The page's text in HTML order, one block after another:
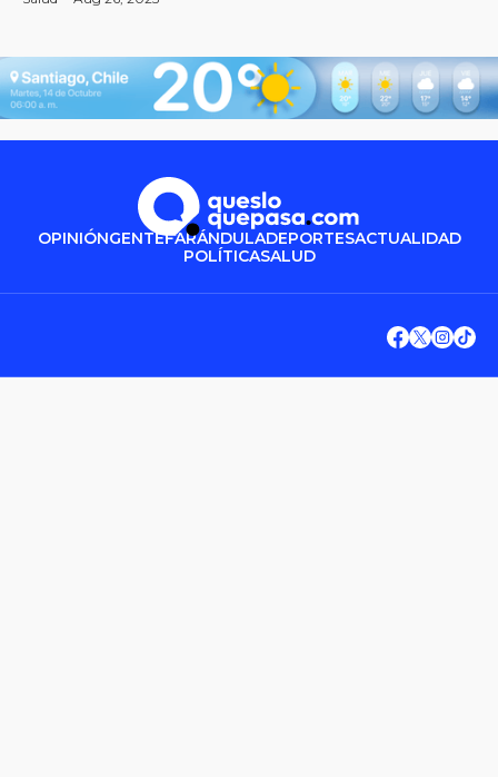
OPINIÓNGENTEFARÁNDULADEPORTESACTUALIDAD
POLÍTICASALUD